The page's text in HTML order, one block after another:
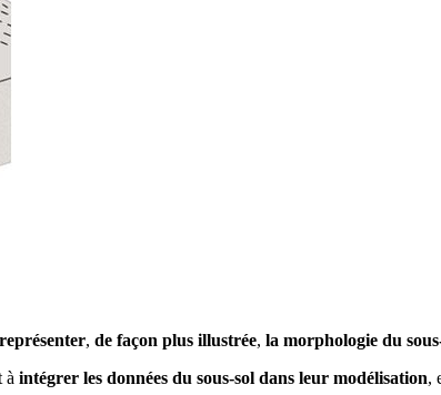
représenter, de façon plus illustrée, la morphologie du
à intégrer les données du sous-sol dans leur modélisation,